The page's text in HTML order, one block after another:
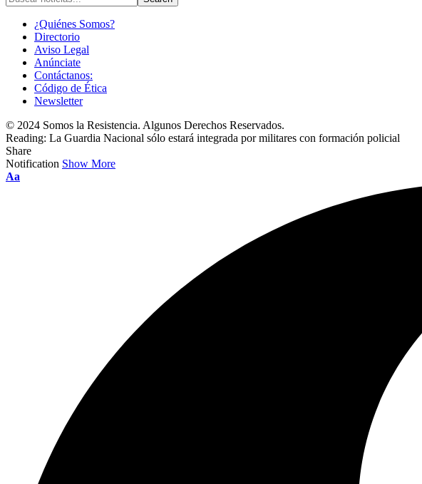
¿Quiénes Somos?
Directorio
Aviso Legal
Anúnciate
Contáctanos:
Código de Ética
Newsletter
© 2024 Somos la Resistencia. Algunos Derechos Reservados.
Reading: La Guardia Nacional sólo estará integrada por militares con formación policial
Share
Notification Show More
Font
Aa